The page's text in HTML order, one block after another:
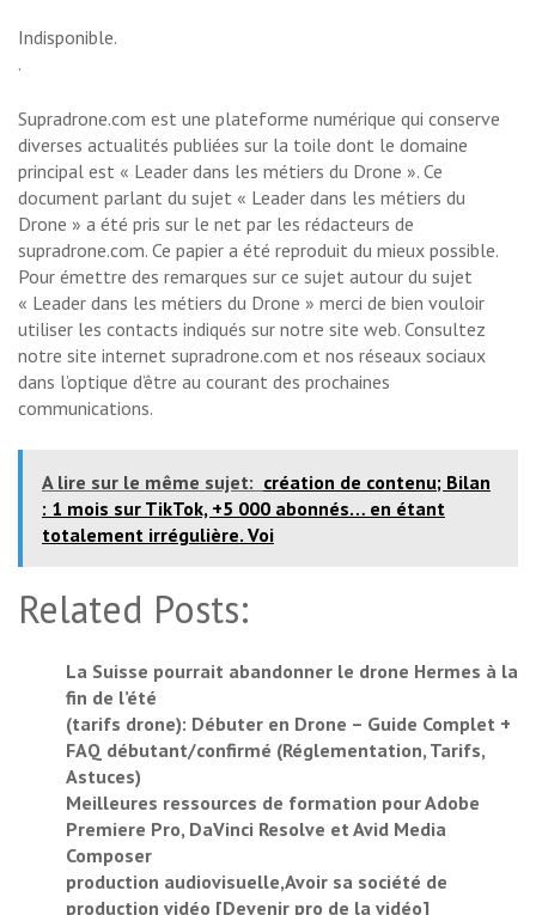
Indisponible.
.
Supradrone.com est une plateforme numérique qui conserve
diverses actualités publiées sur la toile dont le domaine
principal est « Leader dans les métiers du Drone ». Ce
document parlant du sujet « Leader dans les métiers du
Drone » a été pris sur le net par les rédacteurs de
supradrone.com. Ce papier a été reproduit du mieux possible.
Pour émettre des remarques sur ce sujet autour du sujet
« Leader dans les métiers du Drone » merci de bien vouloir
utiliser les contacts indiqués sur notre site web. Consultez
notre site internet supradrone.com et nos réseaux sociaux
dans l’optique d’être au courant des prochaines
communications.
A lire sur le même sujet: création de contenu; Bilan
: 1 mois sur TikTok, +5 000 abonnés… en étant
totalement irrégulière. Voi
Related Posts:
La Suisse pourrait abandonner le drone Hermes à la
fin de l’été
(tarifs drone): Débuter en Drone – Guide Complet +
FAQ débutant/confirmé (Réglementation, Tarifs,
Astuces)
Meilleures ressources de formation pour Adobe
Premiere Pro, DaVinci Resolve et Avid Media
Composer
production audiovisuelle,Avoir sa société de
production vidéo [Devenir pro de la vidéo]